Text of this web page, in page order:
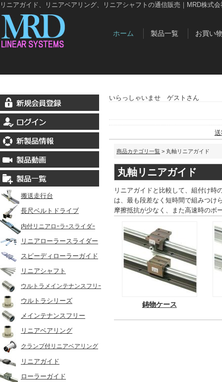
リニアガイド、リニアベアリング、リニアシャフトの通信販売｜MRD株式会
ホーム 製品一覧 お買い
搬送走行台
長尺ベルトドライブ
内付リニアロｰラｰスライダｰ
リニアローラースライダー
スピーディローラーガイド
リニアシャフト
ウルトラメインテナンスフリｰ
ウルトラシリーズ
メインテナンスフリー
リニアベアリング
クランプ付リニアベアリング
リニアガイド
ローラーガイド
いらっしゃいませ ゲストさん
商品カテゴリ一覧 > 丸軸リニアガイド
丸軸リニアガイド
リニアガイドと比較して、組付け時
は、最も段差なく短時間で組みつけ
摩擦抵抗が少なく、また高速時のボ
鋳物ケース